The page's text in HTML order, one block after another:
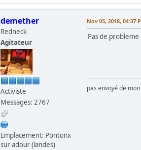
demether
Redneck
Agitateur
Activiste
Messages: 2767
Emplacement: Pontonx
sur adour (landes)
Nov 05, 2018, 04:37
Pas de probleme
pas envoyé de